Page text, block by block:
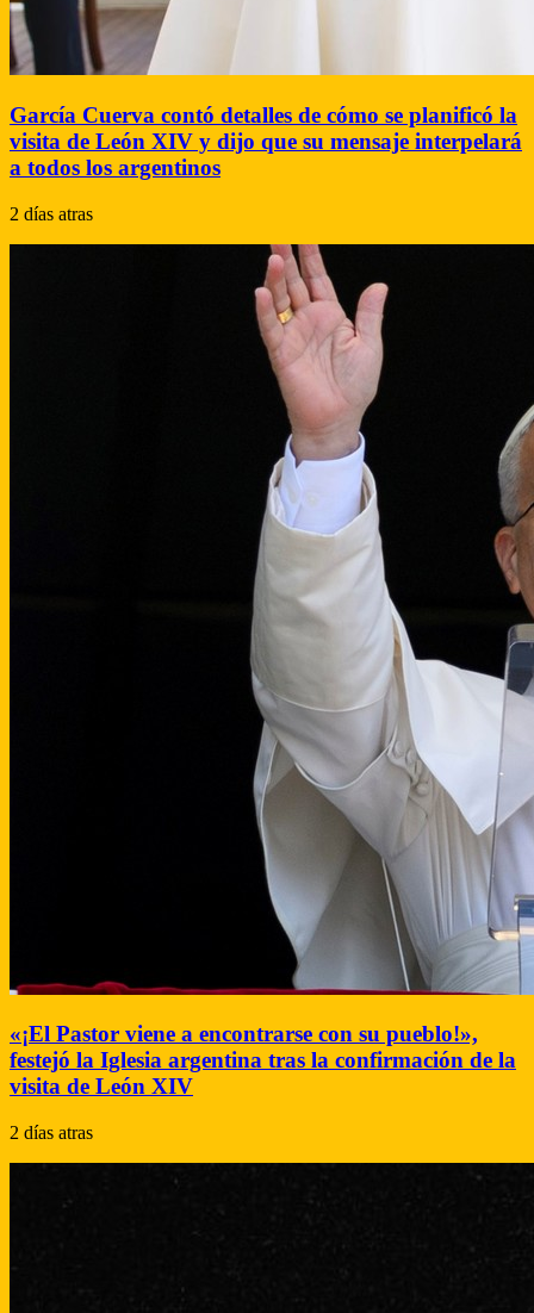
García Cuerva contó detalles de cómo se planificó la
visita de León XIV y dijo que su mensaje interpelará
a todos los argentinos
2 días atras
«¡El Pastor viene a encontrarse con su pueblo!»,
festejó la Iglesia argentina tras la confirmación de la
visita de León XIV
2 días atras